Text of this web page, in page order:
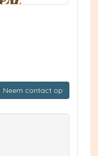
Neem contact op